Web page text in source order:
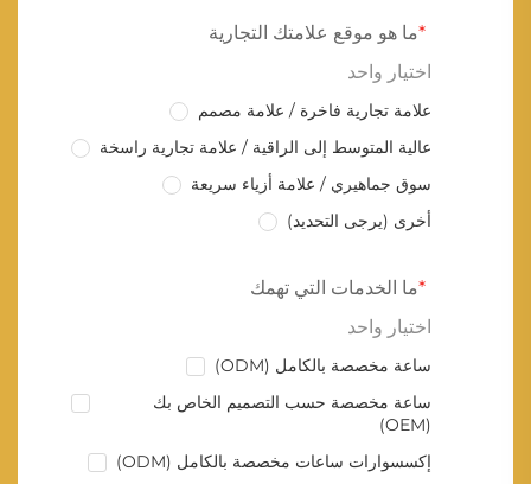
ما هو موقع علامتك التجارية
اختيار واحد
علامة تجارية فاخرة / علامة مصمم
عالية المتوسط إلى الراقية / علامة تجارية راسخة
سوق جماهيري / علامة أزياء سريعة
أخرى (يرجى التحديد)
ما الخدمات التي تهمك
اختيار واحد
ساعة مخصصة بالكامل (ODM)
ساعة مخصصة حسب التصميم الخاص بك
(OEM)
إكسسوارات ساعات مخصصة بالكامل (ODM)